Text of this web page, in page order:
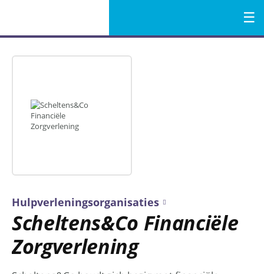
Menu
Hulpverleningsorganisaties
Scheltens&Co Financiële
Zorgverlening